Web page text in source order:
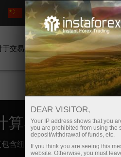
支持
于交易者 初学者
算器
含纽交所交易账户的股息
DEAR VISITOR,
Your IP address shows that you
you are prohibited from using the
deposit/withdrawal of funds, etc.
If you think you are seeing this
website. Otherwise, you must